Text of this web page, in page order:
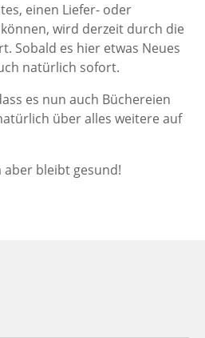
einen Liefer- oder
wird derzeit durch die
Sobald es hier etwas Neues
natürlich sofort.
es nun auch Büchereien
über alles weitere auf
bleibt gesund!